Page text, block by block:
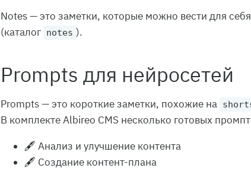
Notes — это заметки, которые можно вести для
(каталог notes ).
Prompts для нейросетей
Prompts — это короткие заметки, похожие на
В комплекте Albireo CMS несколько готовых
🖋️ Анализ и улучшение контента
🖋️ Создание контент-плана